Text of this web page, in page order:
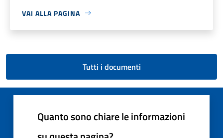
VAI ALLA PAGINA
Tutti i documenti
Quanto sono chiare le informazioni